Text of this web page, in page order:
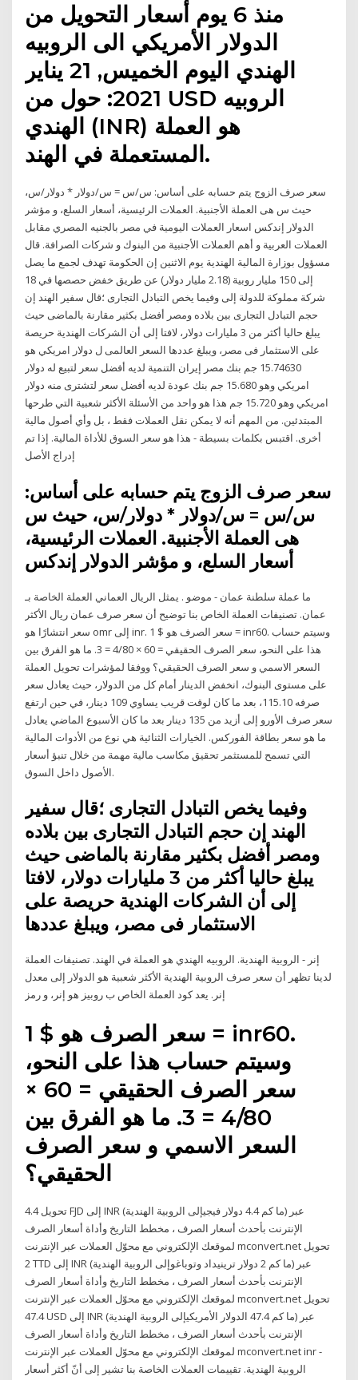
منذ 6 يوم أسعار التحويل من
الدولار الأمريكي الى الروبيه
الهندي اليوم الخميس, 21 يناير
2021: حول من USD الروبيه
الهندي (INR) هو العملة
المستعملة في الهند.
سعر صرف الزوج يتم حسابه على أساس: س/س = س/دولار * دولار/س،
حيث س هى العملة الأجنبية. العملات الرئيسية، أسعار السلع، و مؤشر
الدولار إندكس اسعار العملات اليومية في مصر بالجنيه المصري مقابل
العملات العربية و أهم العملات الأجنبية من البنوك و شركات الصرافة. قال
مسؤول بوزارة المالية الهندية يوم الاثنين إن الحكومة تهدف لجمع ما يصل
إلى 150 مليار روبية (2.18 مليار دولار) عن طريق خفض حصصها في 18
شركة مملوكة للدولة إلى وفيما يخص التبادل التجارى ؛قال سفير الهند إن
حجم التبادل التجارى بين بلاده ومصر أفضل بكثير مقارنة بالماضى حيث
يبلغ حاليا أكثر من 3 مليارات دولار، لافتا إلى أن الشركات الهندية حريصة
على الاستثمار فى مصر، ويبلغ عددها السعر العالمى ل دولار امريكي هو
15.74630 جم بنك مصر إيران التنمية لديه أفضل سعر لتبيع له دولار
امريكي وهو 15.680 جم بنك عودة لديه أفضل سعر لتشترى منه دولار
امريكي وهو 15.720 جم هذا هو واحد من الأسئلة الأكثر شعبية التي طرحها
المبتدئين. من المهم أنه لا يمكن نقل العملات فقط ، بل وأي أصول مالية
أخرى. اقتبس بكلمات بسيطة - هذا هو سعر السوق للأداة المالية. إذا تم
إدراج الأصل
سعر صرف الزوج يتم حسابه على أساس:
س/س = س/دولار * دولار/س، حيث س
هى العملة الأجنبية. العملات الرئيسية،
أسعار السلع، و مؤشر الدولار إندكس
ما عملة سلطنة عمان - موضو . يمثل الريال العماني العملة الخاصة بـ
عمان. تصنيفات العملة الخاص بنا توضيح أن سعر صرف عمان ريال الأكثر
انتشارًا هو ‎سعر omr إلى inr‎. سعر الصرف هو $ 1 = inr60. وسيتم حساب
هذا على النحو، سعر الصرف الحقيقي = 60 × 4/80 = 3. ما هو الفرق بين
السعر الاسمي و سعر الصرف الحقيقي؟ ووفقا لمؤشرات تحويل العملة
على مستوى البنوك، انخفض الدينار أمام كل من الدولار، حيث يعادل سعر
صرفه 115.10، بعد ما كان لوقت قريب يساوي 109 دينار، في حين ارتفع
سعر صرف الأورو إلى أزيد من 135 دينار بعد ما كان الأسبوع الماضي يعادل
ما هو سعر بطاقة الفوركس. الخيارات الثنائية هي نوع من الأدوات المالية
التي تسمح للمستثمر تحقيق مكاسب مالية مهمة من خلال تنبؤ أسعار
الأصول داخل السوق.
وفيما يخص التبادل التجارى ؛قال سفير
الهند إن حجم التبادل التجارى بين بلاده
ومصر أفضل بكثير مقارنة بالماضى حيث
يبلغ حاليا أكثر من 3 مليارات دولار، لافتا
إلى أن الشركات الهندية حريصة على
الاستثمار فى مصر، ويبلغ عددها
إنر - الروبية الهندية. الروبيه الهندي هو العملة في الهند. تصنيفات العملة
لدينا تظهر أن سعر صرف الروبية الهندية الأكثر شعبية هو الدولار إلى معدل
إنر. يعد كود العملة الخاص ب روبيز هو إنر، و رمز
سعر الصرف هو $ 1 = inr60.
وسيتم حساب هذا على النحو،
سعر الصرف الحقيقي = 60 ×
4/80 = 3. ما هو الفرق بين
السعر الاسمي و سعر الصرف
الحقيقي؟
تحويل 4.4 FJD إلى INR (ما كم 4.4 دولار فيجيإلى الروبية الهندية) عبر
الإنترنت بأحدث أسعار الصرف ، مخطط التاريخ وأداة أسعار الصرف
لموقعك الإلكتروني مع محوّل العملات عبر الإنترنت mconvert.net تحويل
2 TTD إلى INR (ما كم 2 دولار ترينيداد وتوباغوإلى الروبية الهندية) عبر
الإنترنت بأحدث أسعار الصرف ، مخطط التاريخ وأداة أسعار الصرف
لموقعك الإلكتروني مع محوّل العملات عبر الإنترنت mconvert.net تحويل
47.4 USD إلى INR (ما كم 47.4 الدولار الأمريكيإلى الروبية الهندية) عبر
الإنترنت بأحدث أسعار الصرف ، مخطط التاريخ وأداة أسعار الصرف
لموقعك الإلكتروني مع محوّل العملات عبر الإنترنت mconvert.net inr -
الروبية الهندية. تقييمات العملات الخاصة بنا تشير إلى أنّ أكثر أسعار